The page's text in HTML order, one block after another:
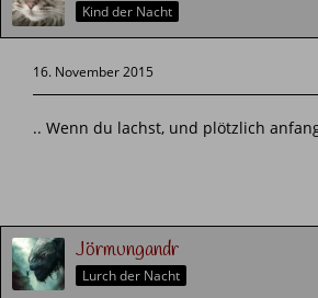
Kind der Nacht
16. November 2015
.. Wenn du lachst, und plötzlich
Jörmungandr
Lurch der Nacht